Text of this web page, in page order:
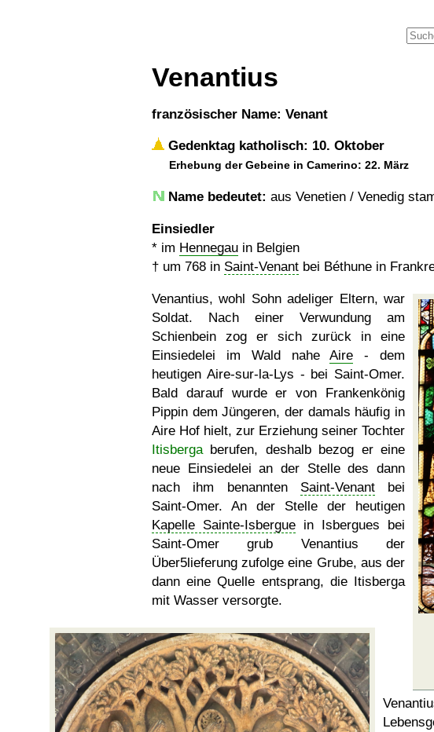
Venantius
französischer Name: Venant
Gedenktag katholisch: 10. Oktober
Erhebung der Gebeine in Camerino: 22. März
Name bedeutet: aus Venetien / Venedig
Einsiedler
* im Hennegau in Belgien
† um 768 in Saint-Venant bei Béthune in
Venantius, wohl Sohn adeliger Eltern, war
Soldat. Nach einer Verwundung am
Schienbein zog er sich zurück in eine
Einsiedelei im Wald naheAire - dem
heutigen Aire-sur-la-Lys - bei Saint-Omer.
Bald darauf wurde er von Frankenkönig
Pippin dem Jüngeren, der damals häufig in
Aire Hof hielt, zur Erziehung seiner Tochter
Itisbergaberufen, deshalb bezog er eine
neue Einsiedelei an der Stelle des dann
nach ihm benannten Saint-Venantbei
Saint-Omer. An der Stelle der heutigen
Kapelle Sainte-Isbergue in Isbergues bei
Saint-Omer grub Venantius der
Über5lieferung zufolge eine Grube, aus der
dann eine Quelle entsprang, die Itisberga
mit Wasser versorgte.